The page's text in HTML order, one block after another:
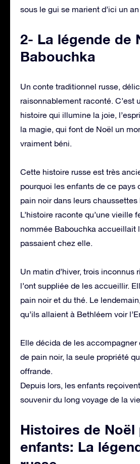
sous le gui se marient d’ici un an
2- La légende de
Babouchka
Un conte traditionnel russe,
raisonnablement raconté. C’est
histoire qui illumine la joie,
la magie, qui font de Noël un
vraiment béni.
Cette histoire russe est très
pourquoi les enfants de ce pays
pain noir dans leurs chaussettes
L’histoire raconte qu’une vieille
nommée Babouchka accueillait
passaient chez elle.
Un matin d’hiver, trois inconnus
l’ont suppliée de les accueillir.
pain noir et du thé. Le
qu’ils allaient à Bethléem voir
Elle décida de les accompagner
de pain noir, la seule propriété
offrande.
Depuis lors, les enfants
souvenir du long voyage de la
Histoires de Noël
enfants: La